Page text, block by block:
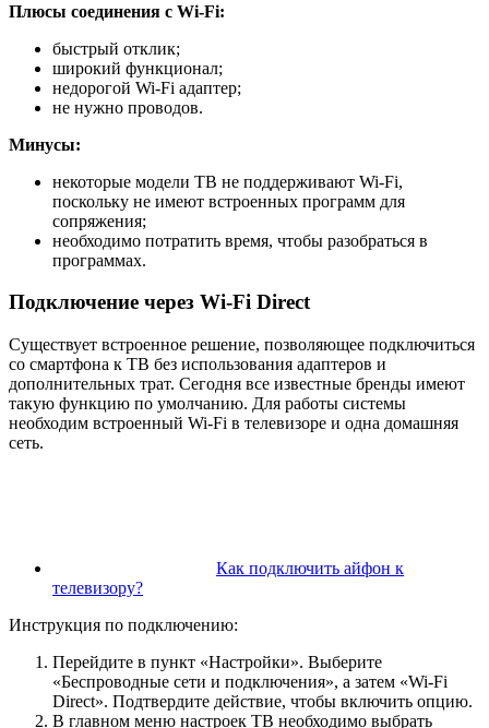
Плюсы соединения с Wi-Fi:
быстрый отклик;
широкий функционал;
недорогой Wi-Fi адаптер;
не нужно проводов.
Минусы:
некоторые модели ТВ не поддерживают Wi-Fi,
поскольку не имеют встроенных программ для
сопряжения;
необходимо потратить время, чтобы разобраться в
программах.
Подключение через Wi-Fi Direct
Существует встроенное решение, позволяющее подключиться
со смартфона к ТВ без использования адаптеров и
дополнительных трат. Сегодня все известные бренды имеют
такую функцию по умолчанию. Для работы системы
необходим встроенный Wi-Fi в телевизоре и одна домашняя
сеть.
Как подключить айфон к
телевизору?
Инструкция по подключению:
Перейдите в пункт «Настройки». Выберите
«Беспроводные сети и подключения», а затем «Wi-Fi
Direct». Подтвердите действие, чтобы включить опцию.
В главном меню настроек ТВ необходимо выбрать